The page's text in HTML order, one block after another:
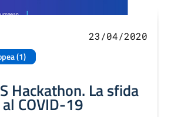
(1)
23/04/2020
Hackathon. La sfida
COVID-19